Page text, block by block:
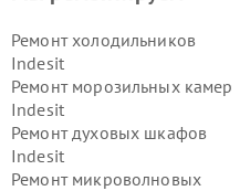
Ремонт холодильников
Indesit
Ремонт морозильных камер
Indesit
Ремонт духовых шкафов
Indesit
Ремонт микроволновых